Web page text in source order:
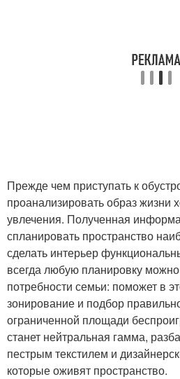
Прежде чем приступать к
проанализировать образ жизни
увлечения. Полученная
спланировать пространство
сделать интерьер
всегда любую планировку
потребности семьи: поможет в
зонирование и подбор
ограниченной площади
станет нейтральная гамма,
пестрым текстилем и
которые оживят пространство.